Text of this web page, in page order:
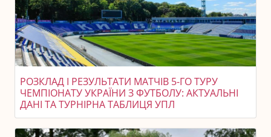
РОЗКЛАД І РЕЗУЛЬТАТИ МАТЧІВ 5-ГО ТУРУ
ЧЕМПІОНАТУ УКРАЇНИ З ФУТБОЛУ: АКТУАЛЬНІ
ДАНІ ТА ТУРНІРНА ТАБЛИЦЯ УПЛ